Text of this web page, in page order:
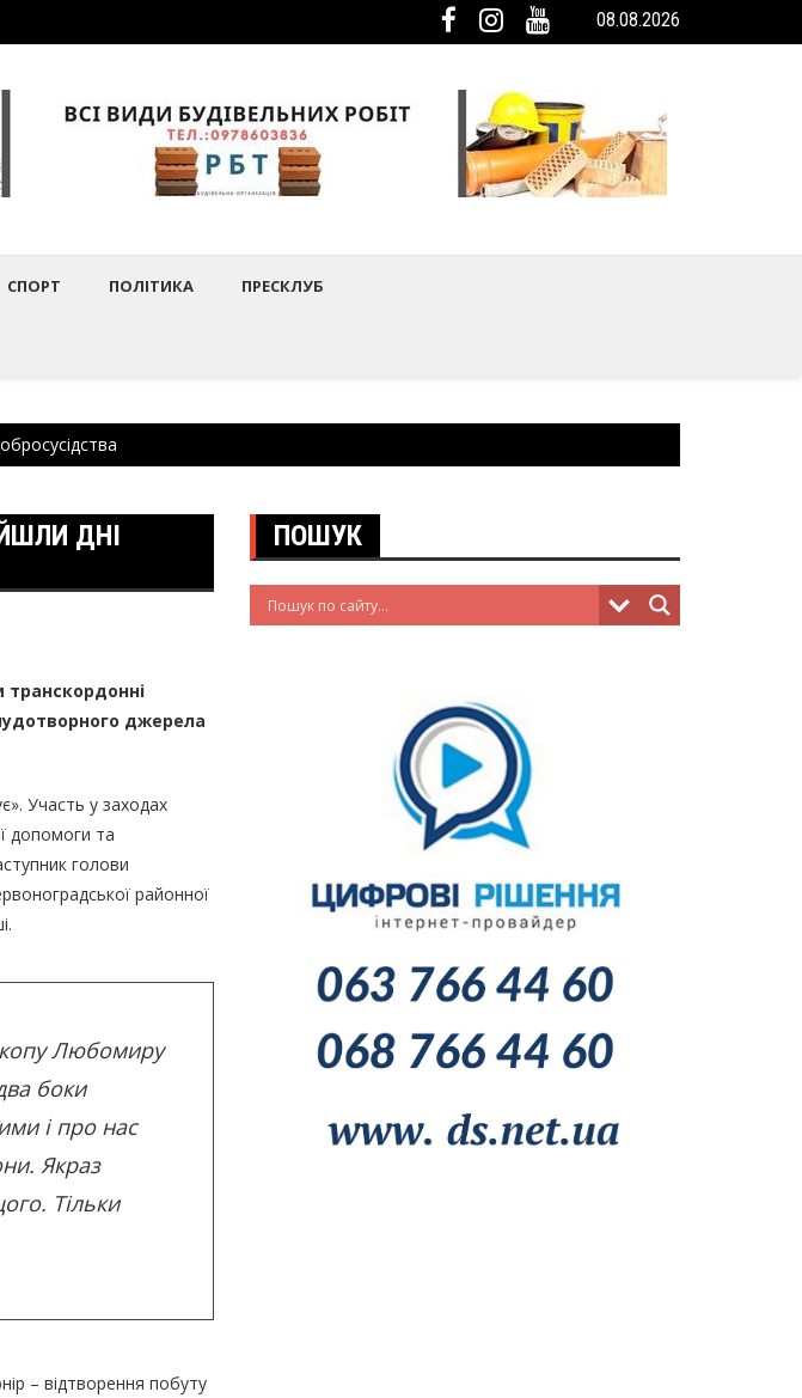
та майстрів народного мистецтва Шептицького району
Шептицька громада була представлена на Європейському регіональному
08.08.2026
СПОРТ ПОЛІТИКА ПРЕСКЛУБ
ДНІ
транскордонні
джерела
Участь у заходах
допомоги та
голови
районної
Любомиру
боки
і про нас
Якраз
Тільки
– відтворення побуту
ПОШУК